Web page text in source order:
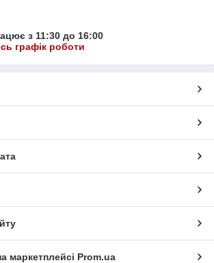
з 11:30 до 16:00
графік роботи
маркетплейсі Prom.ua